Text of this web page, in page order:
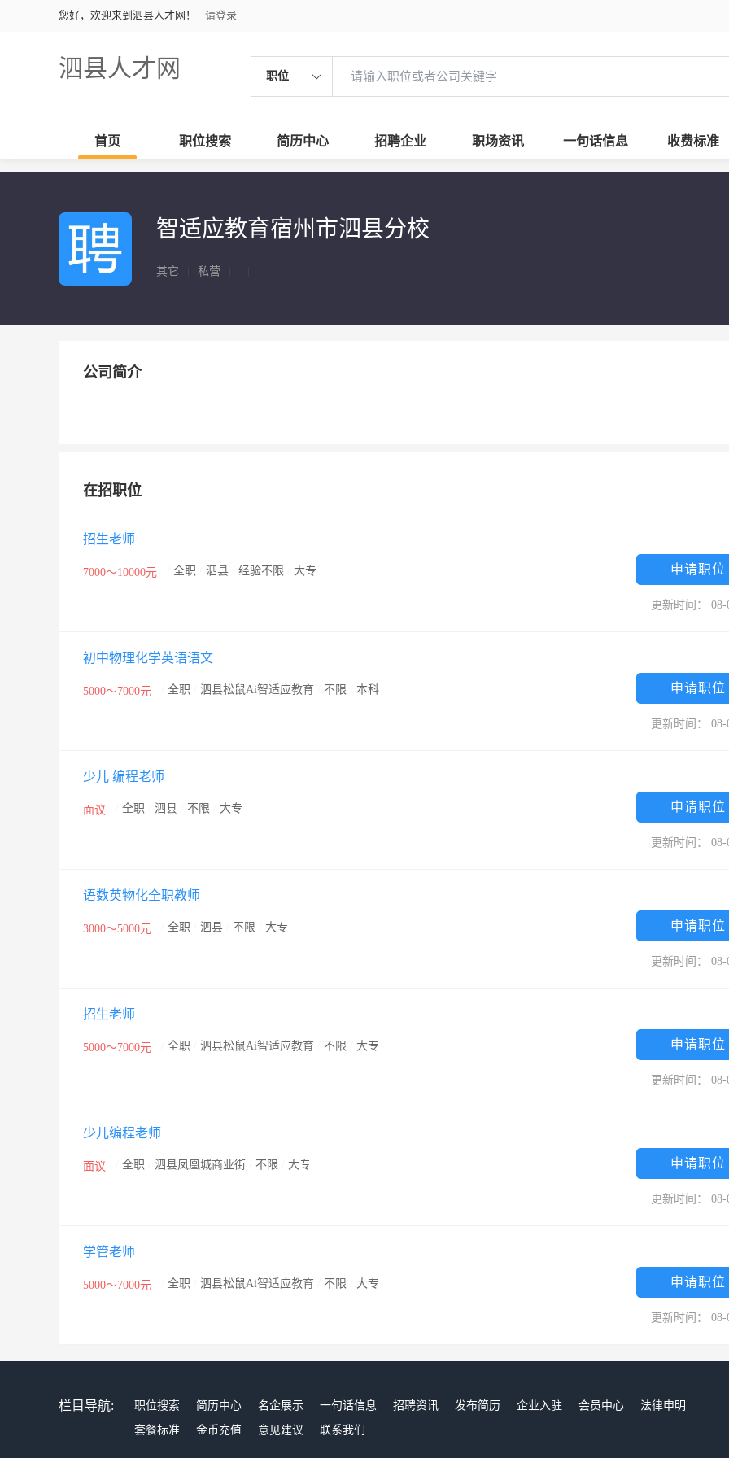
您好，欢迎来到泗县人才网！ 请登录
泗县人才网 职位
首页 职位搜索 简历中心 招聘企业 职场资讯 一句话信息 收费标准
智适应教育宿州市泗县分校
其它 私营
公司简介
在招职位
招生老师
7000～10000元 全职 泗县 经验不限 大专 申请职位
更新时间： 08-
初中物理化学英语语文
5000～7000元 全职 泗县松鼠Ai智适应教育 不限 本科 申请职位
更新时间： 08-
少儿 编程老师
面议 全职 泗县 不限 大专 申请职位
更新时间： 08-
语数英物化全职教师
3000～5000元 全职 泗县 不限 大专 申请职位
更新时间： 08-
招生老师
5000～7000元 全职 泗县松鼠Ai智适应教育 不限 大专 申请职位
更新时间： 08-
少儿编程老师
面议 全职 泗县凤凰城商业街 不限 大专 申请职位
更新时间： 08-
学管老师
5000～7000元 全职 泗县松鼠Ai智适应教育 不限 大专 申请职位
更新时间： 08-
栏目导航: 职位搜索 简历中心 名企展示 一句话信息 招聘资讯 发布简历 企业入驻 会员中心
法律申明
套餐标准
金币充值 意见建议 联系我们